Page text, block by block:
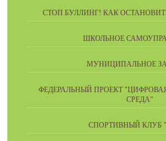
СТОП БУЛЛИНГ! КАК
ШКОЛЬНОЕ
МУНИЦИПАЛЬНОЕ
ФЕДЕРАЛЬНЫЙ ПРОЕКТ
СРЕДА"
СПОРТИВНЫЙ КЛУБ